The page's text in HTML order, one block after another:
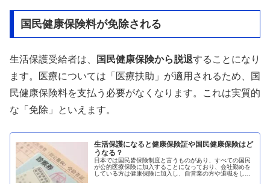
国民健康保険料が免除される
生活保護受給者は、 国民健康保険から脱退することになり
ます。医療については「医療扶助」が適用されるため、国
民健康保険料を支払う必要がなくなります。これは実質的
な「免除」といえます。
生活保護になると健康保険証や国民健康保険はど
うなる？
日本では国民皆保険制度と言うものがあり、すべての国民
が公的医療保険に加入することになっており、会社勤めを
している方は健康保険に加入し、自営業の方や退職をして